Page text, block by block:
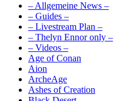
– Allgemeine News –
– Guides –
– Livestream Plan –
– Thelyn Ennor only –
– Videos –
Age of Conan
Aion
ArcheAge
Ashes of Creation